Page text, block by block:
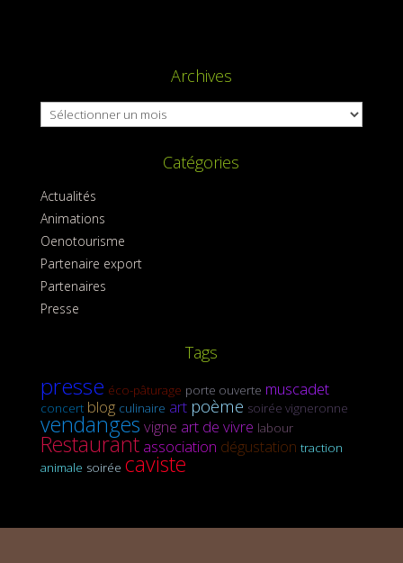
Archives
Archives
Catégories
Actualités
Animations
Oenotourisme
Partenaire export
Partenaires
Presse
Tags
presse éco-pâturage porte ouverte muscadet
concert blog culinaire art poème soirée vigneronne
vendanges vigne art de vivre labour
Restaurant association dégustation traction
animale soirée caviste